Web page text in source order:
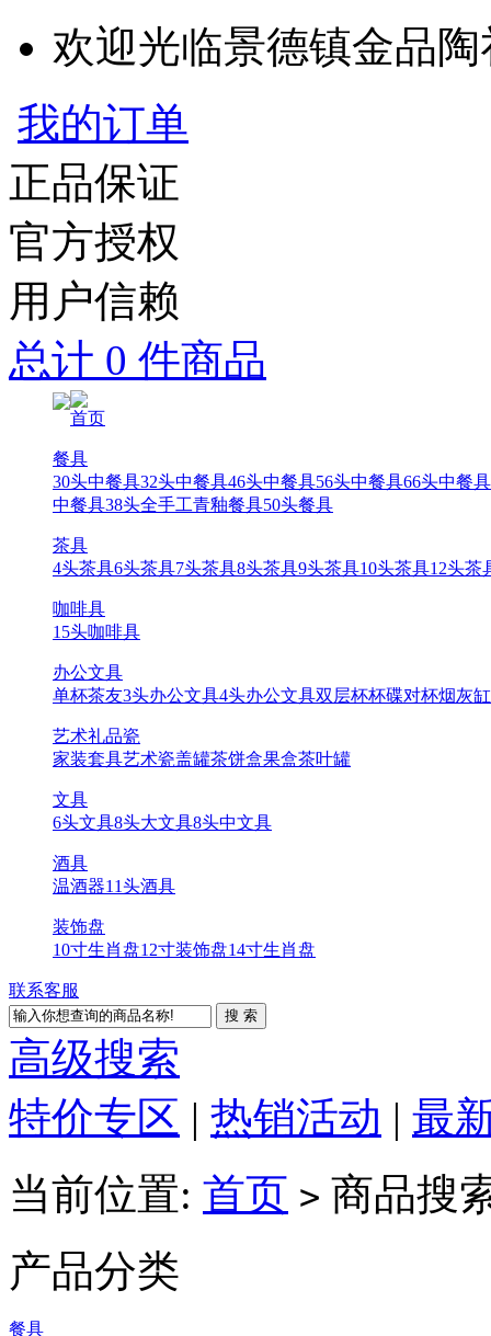
欢迎光临景德镇金品
我的订单
正品保证
官方授权
用户信赖
总计 0 件商品
首页
餐具
30头中餐具32头中餐具46头中餐具56头中餐具66头中餐具
中餐具38头全手工青釉餐具50头餐具
茶具
4头茶具6头茶具7头茶具8头茶具9头茶具10头茶具12头茶
咖啡具
15头咖啡具
办公文具
单杯茶友3头办公文具4头办公文具双层杯杯碟对杯烟灰缸
艺术礼品瓷
家装套具艺术瓷盖罐茶饼盒果盒茶叶罐
文具
6头文具8头大文具8头中文具
酒具
温酒器11头酒具
装饰盘
10寸生肖盘12寸装饰盘14寸生肖盘
联系客服
高级搜索
特价专区 | 热销活动 | 最
当前位置: 首页 > 商品搜
产品分类
餐具